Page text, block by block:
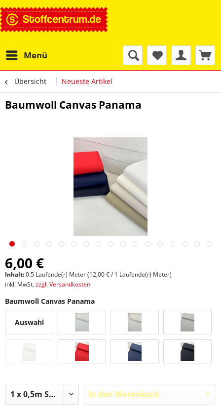
Menü
Übersicht Neueste Artikel
Baumwoll Canvas Panama
6,00 €
Inhalt:0.5 Laufende(r) Meter (12,00 € / 1 Laufende(r) Meter)
inkl. MwSt.zzgl. Versandkosten
Baumwoll Canvas Panama
Auswahl
In den Warenkorb